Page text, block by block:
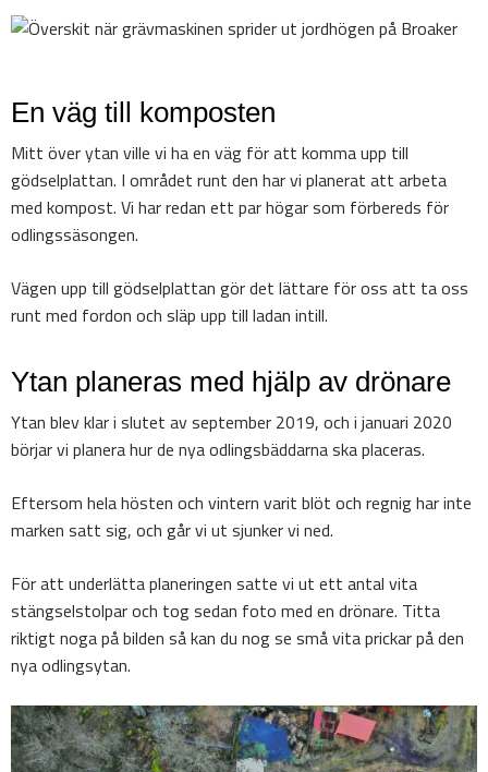
En väg till komposten
Mitt över ytan ville vi ha en väg för att komma upp till
gödselplattan. I området runt den har vi planerat att arbeta
med kompost. Vi har redan ett par högar som förbereds för
odlingssäsongen.
Vägen upp till gödselplattan gör det lättare för oss att ta oss
runt med fordon och släp upp till ladan intill.
Ytan planeras med hjälp av drönare
Ytan blev klar i slutet av september 2019, och i januari 2020
börjar vi planera hur de nya odlingsbäddarna ska placeras.
Eftersom hela hösten och vintern varit blöt och regnig har inte
marken satt sig, och går vi ut sjunker vi ned.
För att underlätta planeringen satte vi ut ett antal vita
stängselstolpar och tog sedan foto med en drönare. Titta
riktigt noga på bilden så kan du nog se små vita prickar på den
nya odlingsytan.